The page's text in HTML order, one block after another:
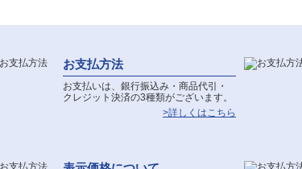
お支払方法
お支払いは、銀行振込み・商品代引・
クレジット決済の3種類がございます。
>詳しくはこちら